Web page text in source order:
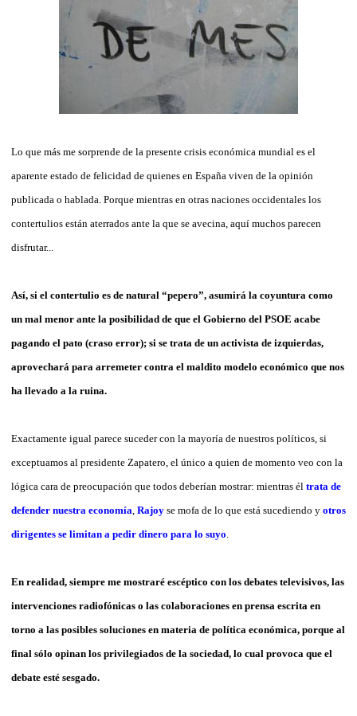
Lo que más me sorprende de la presente crisis económica mundial es el
aparente estado de felicidad de quienes en España viven de la opinión
publicada o hablada. Porque mientras en otras naciones occidentales los
contertulios están aterrados ante la que se avecina, aquí muchos parecen
disfrutar...
Así, si el contertulio es de natural “pepero”, asumirá la coyuntura como
un mal menor ante la posibilidad de que el Gobierno del PSOE acabe
pagando el pato (craso error); si se trata de un activista de izquierdas,
aprovechará para arremeter contra el maldito modelo económico que nos
ha llevado a la ruina.
Exactamente igual parece suceder con la mayoría de nuestros políticos, si
exceptuamos al presidente Zapatero, el único a quien de momento veo con la
lógica cara de preocupación que todos deberían mostrar: mientras él trata de
defender nuestra economía Rajoy se mofa de lo que está sucediendo y otros
dirigentes se limitan a pedir dinero para lo suyo
En realidad, siempre me mostraré escéptico con los debates televisivos, las
intervenciones radiofónicas o las colaboraciones en prensa escrita en
torno a las posibles soluciones en materia de política económica, porque al
final sólo opinan los privilegiados de la sociedad, lo cual provoca que el
debate esté sesgado.